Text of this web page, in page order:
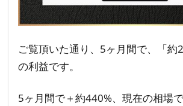
ご覧頂いた通り、5ヶ月間で、「約
の利益です。
5ヶ月間で＋約440%、現在の相場